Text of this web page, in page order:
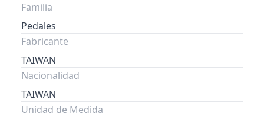
Familia
Pedales
Fabricante
TAIWAN
Nacionalidad
TAIWAN
Unidad de Medida